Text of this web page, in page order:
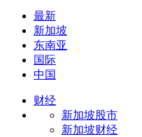
最新
新加坡
东南亚
国际
中国
财经
新加坡股市
新加坡财经